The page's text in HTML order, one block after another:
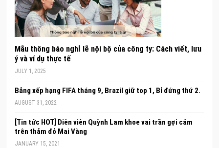
Mẫu thông báo nghỉ lễ nội bộ của công ty: Cách viết, lưu
ý và ví dụ thực tế
JULY 1, 2025
Bảng xếp hạng FIFA tháng 9, Brazil giữ top 1, Bỉ đứng thứ 2.
AUGUST 31, 2022
[Tin tức HOT] Diễn viên Quỳnh Lam khoe vai trần gợi cảm
trên thảm đỏ Mai Vàng
JANUARY 15, 2021